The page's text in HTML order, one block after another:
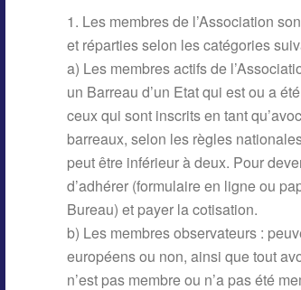
1. Les membres de l’Association
et réparties selon les catégories
a) Les membres actifs de
un Barreau d’un Etat qui est ou a
ceux qui sont inscrits en tant
barreaux, selon les règles
peut être inférieur à deux. Pour
d’adhérer (formulaire en ligne ou
Bureau) et payer la cotisation.
b) Les membres observateurs :
européens ou non, ainsi que tout
n’est pas membre ou n’a pas été